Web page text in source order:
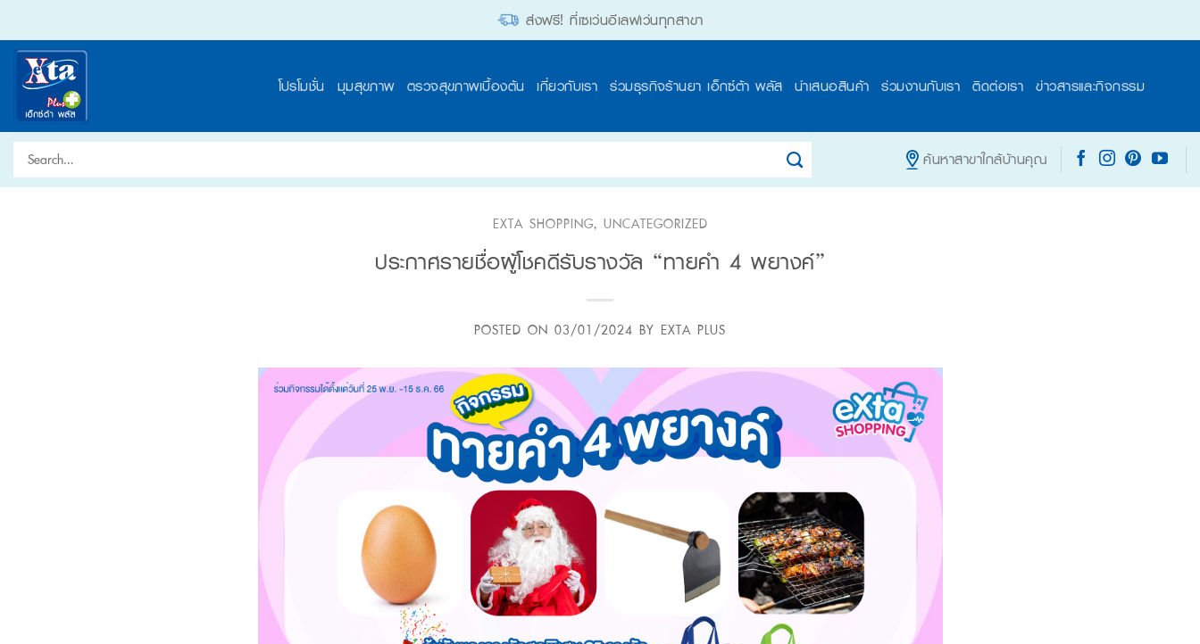
content
ส่งฟรี! ที่เซเว่นอีเลฟเว่นทุกสาขา
โปรโมชั่น มุมสุขภาพ ตรวจสุขภาพเบื้องต้น เกี่ยวกับเรา ร่วมธุรกิจร้านยา เอ็กซ์ต้า พลัส นำเสนอสินค้า ร่วมงานกับเรา ติดต่อเรา ข่าวสารและกิจกรรม
Search
for:
ค้นหาสาขาใกล้บ้านคุณ
EXTA SHOPPING, UNCATEGORIZED
ประกาศรายชื่อผู้โชคดีรับรางวัล “ทายคำ 4 พยางค์”
POSTED ON 03/01/2024 BY EXTA PLUS